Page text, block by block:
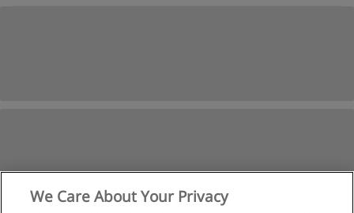
We Care About Your Privacy